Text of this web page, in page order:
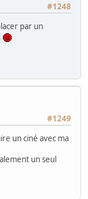
#1248
par un
#1249
un ciné avec ma
un seul